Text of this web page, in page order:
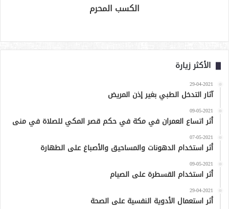
الكسب المحرم
الأكثر زيارة
29-04-2021
آثار التدخل الطبي بغير إذن المريض
09-05-2021
أثر اتساع العمران في مكة في حكم قصر المكي للصلاة في منى
07-05-2021
أثر استخدام الدهونات والمساحيق والأصباغ على الطهارة
09-05-2021
أثر استخدام القسطرة على الصيام
29-04-2021
أثر استعمال الأدوية النفسية على الصحة